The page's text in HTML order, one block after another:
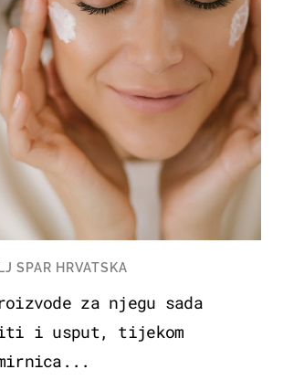
SPAR HRVATSKA
za njegu sada
i usput, tijekom